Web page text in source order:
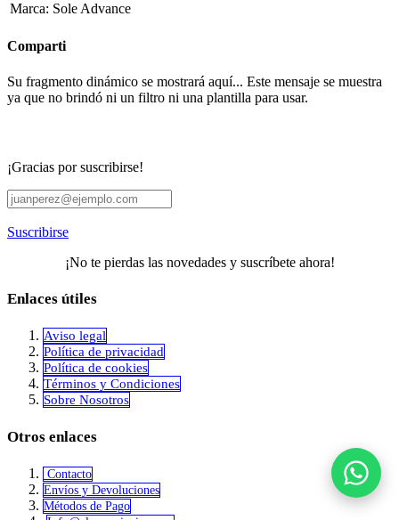
Marca: Sole Advance
Comparti
Su fragmento dinámico se mostrará aquí... Este mensaje se muestra
ya que no brindó ni un filtro ni una plantilla para usar.
¡Gracias por suscribirse!
Suscribirse
¡No te pierdas las novedades y suscríbete ahora!
Enlaces útiles
Aviso legal
Política de privacidad
​Política de cookies
Términos y Condiciones
Sobre Nosotros
Otros enlaces
Contacto
Envíos y Devoluciones
Métodos de Pago